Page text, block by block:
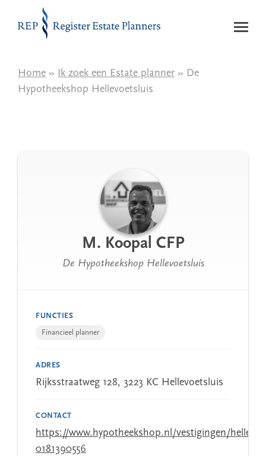
Naar de inhoud
Home » Ik zoek een Estate planner » De
Hypotheekshop Hellevoetsluis
M. Koopal CFP
De Hypotheekshop Hellevoetsluis
FUNCTIES
Financieel planner
ADRES
Rijksstraatweg 128, 3223 KC Hellevoetsluis
CONTACT
https://www.hypotheekshop.nl/vestigingen/
0181390556